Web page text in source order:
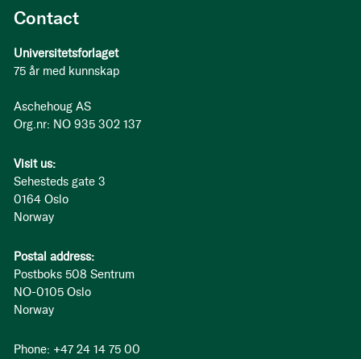
Contact
Universitetsforlaget
75 år med kunnskap
Aschehoug AS
Org.nr: NO 935 302 137
Visit us:
Sehesteds gate 3
0164 Oslo
Norway
Postal address:
Postboks 508 Sentrum
NO-0105 Oslo
Norway
Phone: +47 24 14 75 00